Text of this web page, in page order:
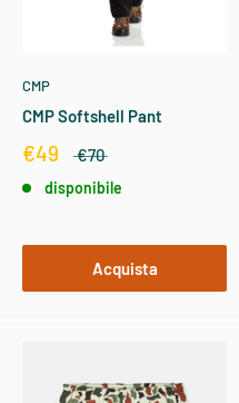
CMP
CMP Softshell Pant
€49 €70
disponibile
Acquista